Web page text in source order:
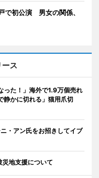
で初公演 男女の関係、
ス
った！」海外で1.9万個売れ
静かに切れる」猫用爪切
・アン氏をお招きしてイブ
地支援について